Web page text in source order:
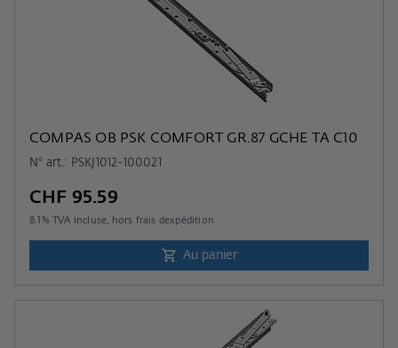
COMPAS OB PSK COMFORT GR.87 GCHE TA C10
N° art.: PSKJ1012-100021
CHF 95.59
8.1 % TVA incluse, hors frais dexpédition
Au panier